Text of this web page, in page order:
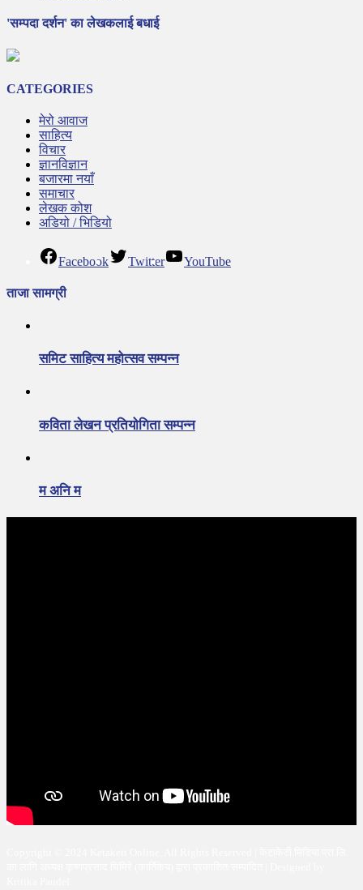
'सम्पदा दर्शन' का लेखकलाई बधाई
CATEGORIES
मेरो आवाज
साहित्य
विचार
ज्ञानविज्ञान
बजारमा नयाँ
समाचार
लेखक कोश
अडियो / भिडियो
Facebook Twitter YouTube
ताजा सामग्री
समिट साहित्य महोत्सव सम्पन्न
कविता लेखन प्रतियोगिता सम्पन्न
म अनि म